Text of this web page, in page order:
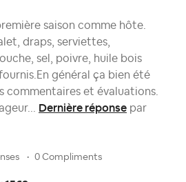
saison comme hôte.
draps, serviettes,
sel, poivre, huile bois
général ça bien été
commentaires et évaluations.
Dernière réponse par
0 Compliments